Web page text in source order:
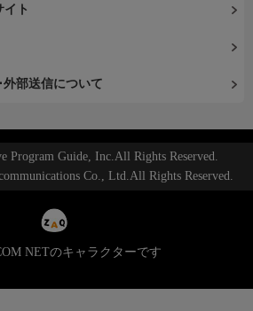
ト
部送信について
Program Guide, Inc.All Rights Reserved.
Co., Ltd.All Rights Reserved.
NETのキャラクターです